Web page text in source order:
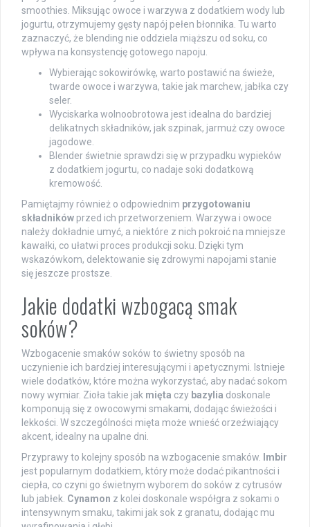
smoothies. Miksując owoce i warzywa z dodatkiem wody lub
jogurtu, otrzymujemy gęsty napój pełen błonnika. Tu warto
zaznaczyć, że blending nie oddziela miąższu od soku, co
wpływa na konsystencję gotowego napoju.
Wybierając sokowirówkę, warto postawić na świeże,
twarde owoce i warzywa, takie jak marchew, jabłka czy
seler.
Wyciskarka wolnoobrotowa jest idealna do bardziej
delikatnych składników, jak szpinak, jarmuż czy owoce
jagodowe.
Blender świetnie sprawdzi się w przypadku wypieków
z dodatkiem jogurtu, co nadaje soki dodatkową
kremowość.
Pamiętajmy również o odpowiednim przygotowaniu
składników przed ich przetworzeniem. Warzywa i owoce
należy dokładnie umyć, a niektóre z nich pokroić na mniejsze
kawałki, co ułatwi proces produkcji soku. Dzięki tym
wskazówkom, delektowanie się zdrowymi napojami stanie
się jeszcze prostsze.
Jakie dodatki wzbogacą smak
soków?
Wzbogacenie smaków soków to świetny sposób na
uczynienie ich bardziej interesującymi i apetycznymi. Istnieje
wiele dodatków, które można wykorzystać, aby nadać sokom
nowy wymiar. Zioła takie jak mięta czy bazylia doskonale
komponują się z owocowymi smakami, dodając świeżości i
lekkości. W szczególności mięta może wnieść orzeźwiający
akcent, idealny na upalne dni.
Przyprawy to kolejny sposób na wzbogacenie smaków.
Imbir
jest popularnym dodatkiem, który może dodać pikantności i
ciepła, co czyni go świetnym wyborem do soków z cytrusów
lub jabłek. Cynamon z kolei doskonale współgra z sokami o
intensywnym smaku, takimi jak sok z granatu, dodając mu